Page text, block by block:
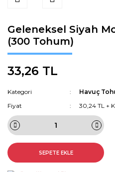
Geleneksel Siyah
(300 Tohum)
33,26 TL
Kategori
Havuç
Fiyat
30,24 TL +
SEPETE EKLE